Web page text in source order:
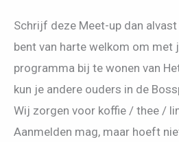
Schrijf deze Meet-up dan
bent van harte welkom om met
programma bij te wonen van
kun je andere ouders in de
Wij zorgen voor koffie / thee /
Aanmelden mag, maar hoeft